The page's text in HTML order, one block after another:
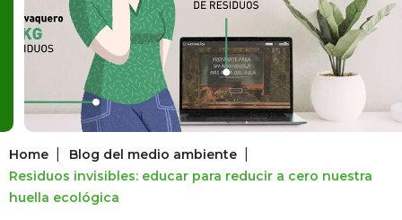
Home Blog del medio ambiente
Residuos invisibles: educar para reducir a cero nuestra
huella ecológica